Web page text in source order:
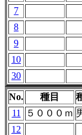
7
8
9
10
30
No. 種目
11
５０００ｍ
12